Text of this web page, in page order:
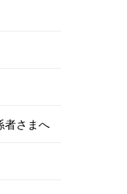
者さまへ